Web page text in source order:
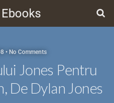
• No Comments
Jones Pentru
De Dylan Jones